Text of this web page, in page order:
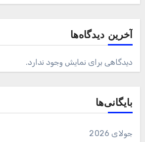
آخرین دیدگاه‌ها
دیدگاهی برای نمایش وجود ندارد.
بایگانی‌ها
جولای 2026